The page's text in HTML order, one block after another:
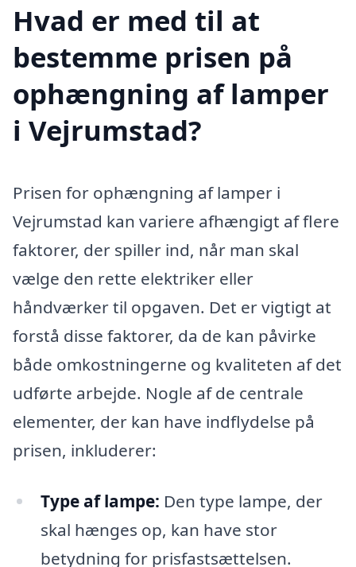
Hvad er med til at
bestemme prisen på
ophængning af lamper
i Vejrumstad?
Prisen for ophængning af lamper i
Vejrumstad kan variere afhængigt af flere
faktorer, der spiller ind, når man skal
vælge den rette elektriker eller
håndværker til opgaven. Det er vigtigt at
forstå disse faktorer, da de kan påvirke
både omkostningerne og kvaliteten af det
udførte arbejde. Nogle af de centrale
elementer, der kan have indflydelse på
prisen, inkluderer:
Type af lampe: Den type lampe, der
skal hænges op, kan have stor
betydning for prisfastsættelsen.